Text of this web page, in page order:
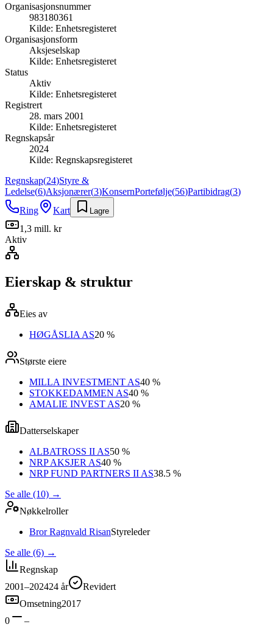
Organisasjonsnummer
983180361
Kilde: Enhetsregisteret
Organisasjonsform
Aksjeselskap
Kilde: Enhetsregisteret
Status
Aktiv
Kilde: Enhetsregisteret
Registrert
28. mars 2001
Kilde: Enhetsregisteret
Regnskapsår
2024
Kilde: Regnskapsregisteret
Regnskap(24)Styre &
Ledelse(6)Aksjonærer(3)KonsernPortefølje(56)Partibidrag(3)
Ring
Kart Lagre
1,3 mill. kr
Aktiv
Eierskap & struktur
Eies av
HØGÅSLIA AS20 %
Største eiere
MILLA INVESTMENT AS40 %
STOKKEDAMMEN AS40 %
AMALIE INVEST AS20 %
Datterselskaper
ALBATROSS II AS50 %
NRP AKSJER AS40 %
NRP FUND PARTNERS II AS38.5 %
Se alle (10) →
Nøkkelroller
Bror Ragnvald RisanStyreleder
Se alle (6) →
Regnskap
2001–202424 år
Revidert
Omsetning2017
0
–